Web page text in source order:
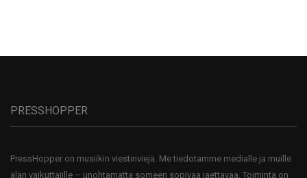
PRESSHOPPER
PressHopper on musiikin viestinviejä. Me tiedotamme medialle ja muille
alan vaikuttajille – unohtamatta someen sopivaa jaettavaa. Toiminta on